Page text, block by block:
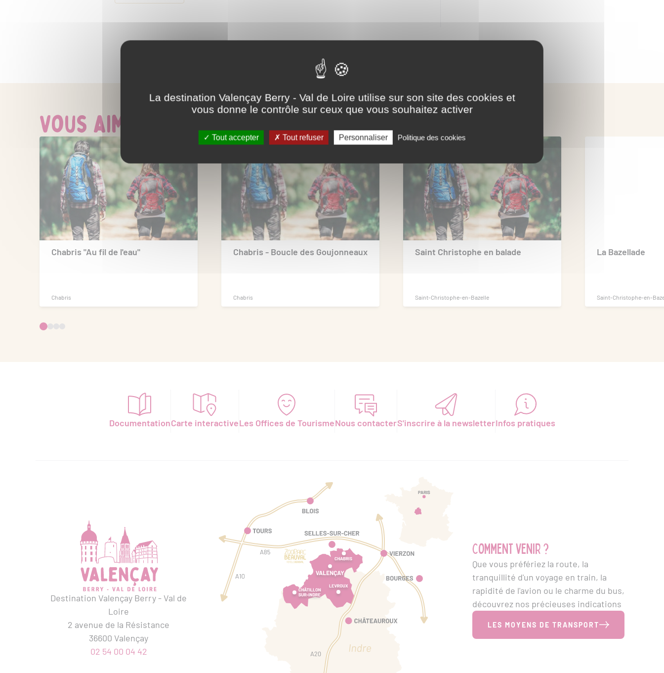
Partager ce contenu
Vous aimerez aussi...
Chabris "Au fil de l'eau"
Chabris
Chabris - Boucle des Goujonneaux
Chabris
Saint Christophe en balade
Saint-Christophe-en-Bazelle
La Bazellade
Saint-Christophe-en-
DocumentationCarte interactiveLes Offices de TourismeNous contacterS'inscrire à la newsletterInfos pratiques
Destination Valençay Berry - Val de
Loire
2 avenue de la Résistance
36600 Valençay
02 54 00 04 42
Comment venir ?
Que vous préfériez la route, la
tranquillité d'un voyage en train, la
rapidité de l'avion ou le charme du bus,
découvrez nos précieuses indications
LES MOYENS DE TRANSPORT
La destination Valençay Berry - Val de Loire utilise sur son site des cookies et
vous donne le contrôle sur ceux que vous souhaitez activer
Tout accepter Tout refuser Personnaliser Politique des cookies